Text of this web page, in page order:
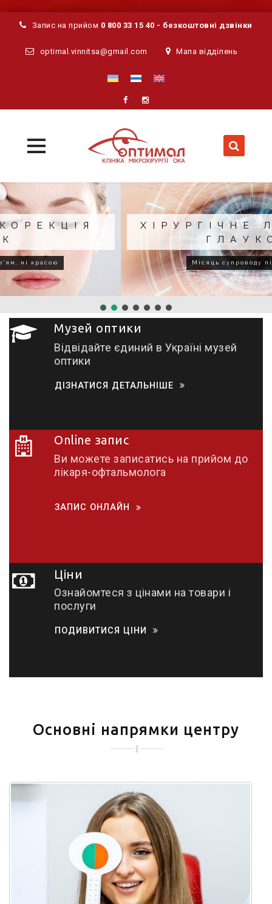
Запис на прийом 0 800 33 15 40 - безкоштовні дзвінки
optimal.vinnitsa@gmail.com Мапа відділень
to
content
ХІРУРГІЧНЕ ЛІКУВАННЯ
Місяць супроводу після операції
Музей оптики
Відвідайте єдиний в Україні музей
оптики
ДІЗНАТИСЯ ДЕТАЛЬНІШЕ
Online запис
Ви можете записатись на прийом до
лікаря-офтальмолога
ЗАПИС ОНЛАЙН
Ціни
Ознайомтеся з цінами на товари і
послуги
ПОДИВИТИСЯ ЦІНИ
Основні напрямки центру